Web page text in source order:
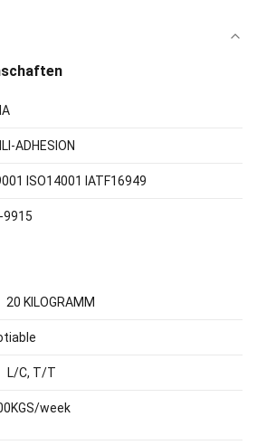
ADHESION
ISO14001 IATF16949
9915
20 KILOGRAMM
L/C, T/T
week